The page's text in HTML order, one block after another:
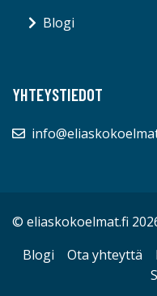
Blogi
YHTEYSTIEDOT
© eliaskokoelmat.fi
Blogi
Ota yhteyttä